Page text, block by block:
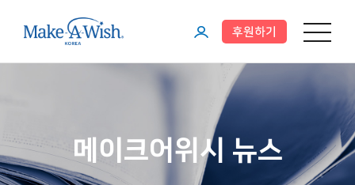
메뉴 열기
이
이
지
후원하기
메이크어위시 뉴스